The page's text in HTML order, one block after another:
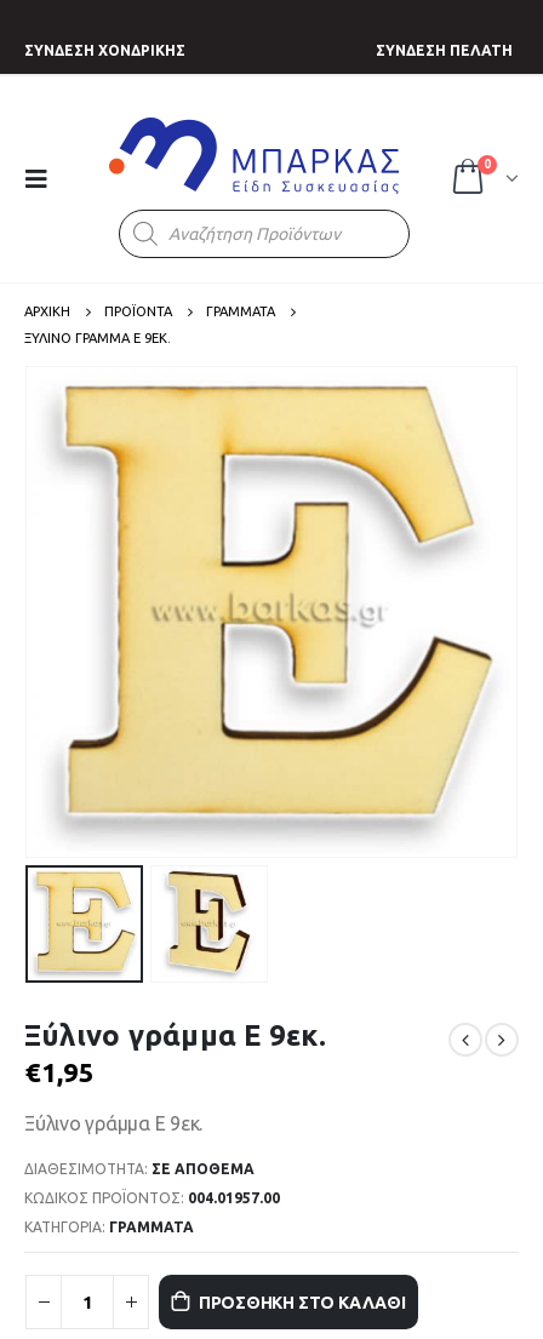
ΣΥΝΔΕΣΗ ΧΟΝΔΡΙΚΗΣ ΣΥΝΔΕΣΗ ΠΕΛΑΤΗ
Products
search
0
ΑΡΧΙΚΗ ΠΡΟΪΟΝΤΑ
ΓΡΑΜΜΑΤΑ
ΞΎΛΙΝΟ ΓΡΆΜΜΑ Ε 9ΕΚ.
Ξύλινο γράμμα Ε 9εκ.
€1,95
Ξύλινο γράμμα Ε 9εκ.
ΔΙΑΘΕΣΙΜΌΤΗΤΑ: ΣΕ ΑΠΌΘΕΜΑ
ΚΩΔΙΚΌΣ ΠΡΟΪΌΝΤΟΣ: 004.01957.00
ΚΑΤΗΓΟΡΊΑ: ΓΡΑΜΜΑΤΑ
ΠΡΟΣΘΉΚΗ ΣΤΟ ΚΑΛΆΘΙ